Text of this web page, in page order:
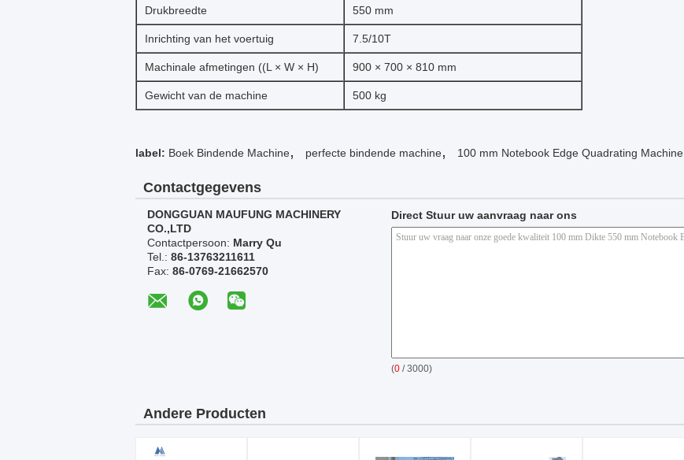
Drukbreedte 550 mm
Inrichting van het voertuig 7.5/10T
Machinale afmetingen ((L × W × H) 900 × 700 × 810 mm
Gewicht van de machine 500 kg
label: Boek Bindende Machine, perfecte bindende machine, 100 mm Notebook Edge Quadrating Machine
Contactgegevens
DONGGUAN MAUFUNG MACHINERY
CO.,LTD
Contactpersoon: Marry Qu
Tel.: 86-13763211611
Fax: 86-0769-21662570
Direct Stuur uw aanvraag naar ons
(0 / 3000)
Andere Producten